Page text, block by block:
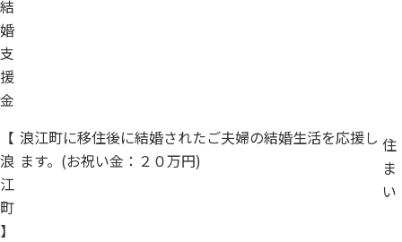
結
婚
支
援
金
【
浪
江
町
】
浪江町に移住後に結婚されたご夫婦の結婚生活を応援し
ます。(お祝い金：２０万円)
住
ま
い